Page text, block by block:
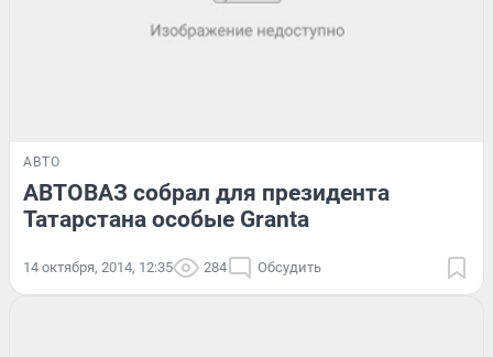
АВТО
АВТОВАЗ собрал для президента
Татарстана особые Granta
14 октября, 2014, 12:35 284 Обсудить